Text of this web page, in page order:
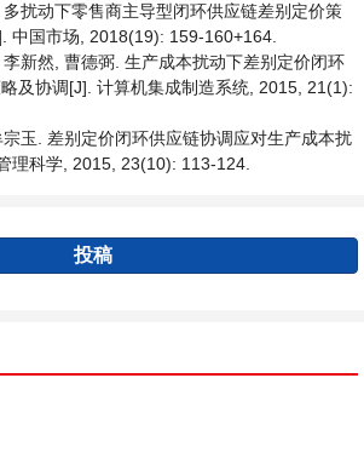
扰动下零售商主导型闭环供应链差别定价策
中国市场, 2018(19): 159-160+164.
新然, 曹德弼. 生产成本扰动下差别定价闭环
及协调[J]. 计算机集成制造系统, 2015, 21(1):
玉. 差别定价闭环供应链协调应对生产成本扰
理科学, 2015, 23(10): 113-124.
投稿